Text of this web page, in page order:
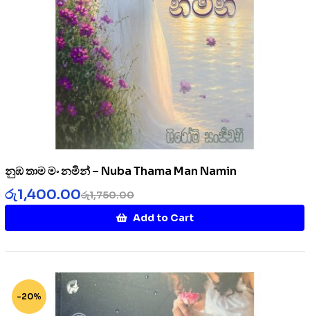
නුඹ තාම මං නමින් – Nuba Thama Man Namin
රු1,750.00
රු1,400.00
Add to Cart
-20%